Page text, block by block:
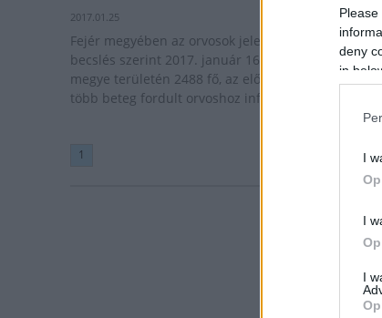
deny
in
I
I
I
2017.01.25
Fejér megyében az orvosok jelentései alapján
becslés szerint 2017. január 16 és január 22.
megye területén 2488 fő, az előző hetinél 99,7%-kal
több beteg fordult orvoshoz influenzaszerű
1